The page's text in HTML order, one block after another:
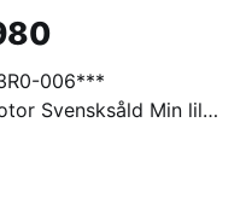
006***
Min lilla
när vevpartiet